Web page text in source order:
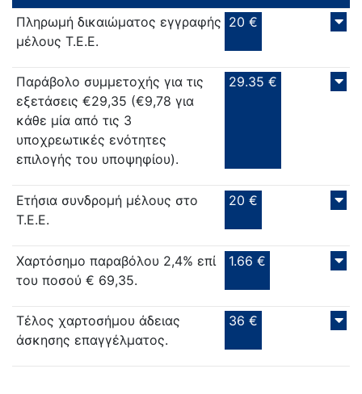
Πληρωμή δικαιώματος εγγραφής
μέλους Τ.Ε.Ε.
20 €
Παράβολο συμμετοχής για τις
εξετάσεις €29,35 (€9,78 για
κάθε μία από τις 3
υποχρεωτικές ενότητες
επιλογής του υποψηφίου).
29.35 €
Ετήσια συνδρομή μέλους στο
Τ.Ε.Ε.
20 €
Χαρτόσημο παραβόλου 2,4% επί
του ποσού € 69,35.
1.66 €
Τέλος χαρτοσήμου άδειας
άσκησης επαγγέλματος.
36 €